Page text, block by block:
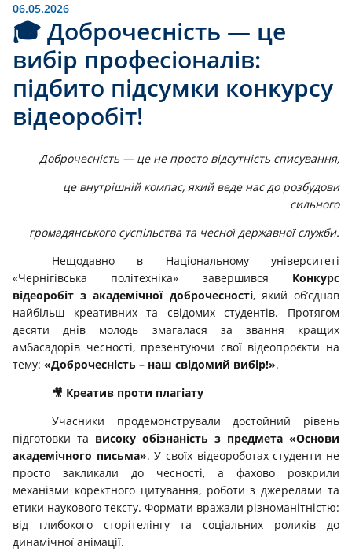
06.05.2026
🎓 Доброчесність — це
вибір професіоналів:
підбито підсумки конкурсу
відеоробіт!
Доброчесність — це не просто відсутність списування,
це внутрішній компас, який веде нас до розбудови
сильного
громадянського суспільства та чесної державної служби.
Нещодавно в Національному університеті
«Чернігівська політехніка» завершився Конкурс
відеоробіт з академічної доброчесності, який об’єднав
найбільш креативних та свідомих студентів. Протягом
десяти днів молодь змагалася за звання кращих
амбасадорів чесності, презентуючи свої відеопроєкти на
тему: «Доброчесність – наш свідомий вибір!».
🎥 Креатив проти плагіату
Учасники продемонстрували достойний рівень
підготовки та високу обізнаність з предмета «Основи
академічного письма». У своїх відеороботах студенти не
просто закликали до чесності, а фахово розкрили
механізми коректного цитування, роботи з джерелами та
етики наукового тексту. Формати вражали різноманітністю:
від глибокого сторітелінгу та соціальних роликів до
динамічної анімації.